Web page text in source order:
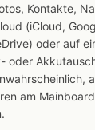
Kontakte,
(iCloud,
oder auf
oder
am